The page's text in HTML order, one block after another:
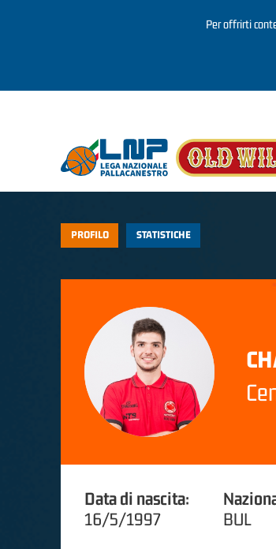
Per offrirti
PROFILO STATISTICHE
Data di nascita:
16/5/1997
BUL